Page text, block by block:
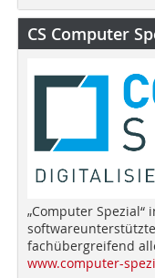
CS Computer
„Computer
fachübergreifend
www.computer-